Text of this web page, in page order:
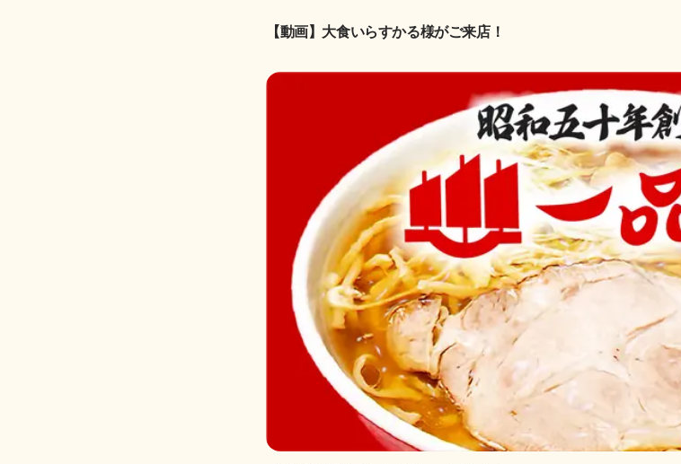
【動画】大食いらすかる様がご来店！